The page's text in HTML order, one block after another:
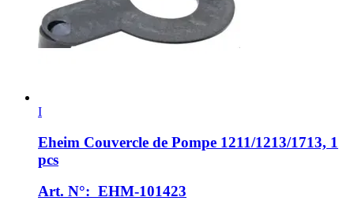
I
Eheim Couvercle de Pompe 1211/1213/1713, 1
pcs
Art. N°: EHM-101423